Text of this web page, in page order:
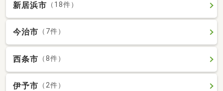
新居浜市 （18件）
今治市 （7件）
西条市 （8件）
伊予市 （2件）